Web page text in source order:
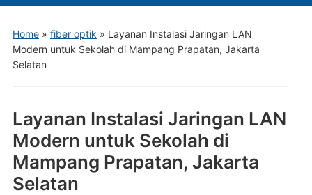
Home» fiber optik » Layanan Instalasi Jaringan LAN
Modern untuk Sekolah di Mampang Prapatan, Jakarta
Selatan
Layanan Instalasi Jaringan LAN
Modern untuk Sekolah di
Mampang Prapatan, Jakarta
Selatan